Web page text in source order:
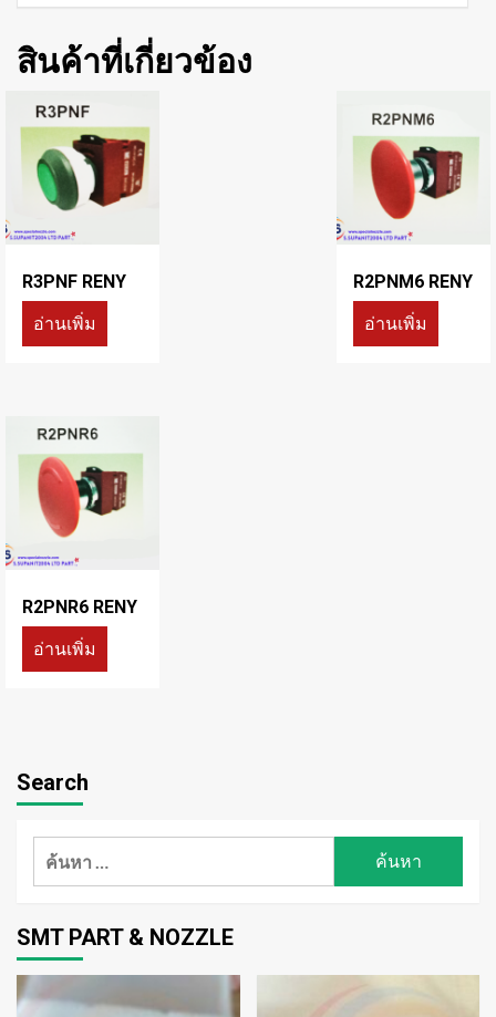
สินค้าที่เกี่ยวข้อง
R3PNF RENY
อ่านเพิ่ม
R2PNM6 RENY
อ่านเพิ่ม
R2PNR6 RENY
อ่านเพิ่ม
Search
ค้นหา
SMT PART & NOZZLE